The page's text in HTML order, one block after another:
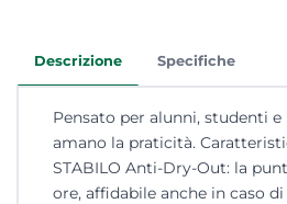
Descrizione Specifiche
Pensato per alunni, studenti
amano la praticità.
STABILO Anti-Dry-Out: la
ore, affidabile anche in caso